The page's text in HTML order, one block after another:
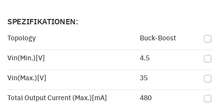
SPEZIFIKATIONEN:
Topology Buck-Boost
Vin(Min.)[V] 4.5
Vin(Max.)[V] 35
Total Output Current (Max.)[mA] 480